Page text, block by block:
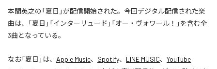
本間英之の「夏日」が配信開始された。今回デジタル配信された楽
曲は、「夏日」「インターリュード」「オー・ヴォワール！」を含む全
3曲となっている。
なお「夏日 」は、 Apple Music、 Spotify、 LINE MUSIC、 YouTube